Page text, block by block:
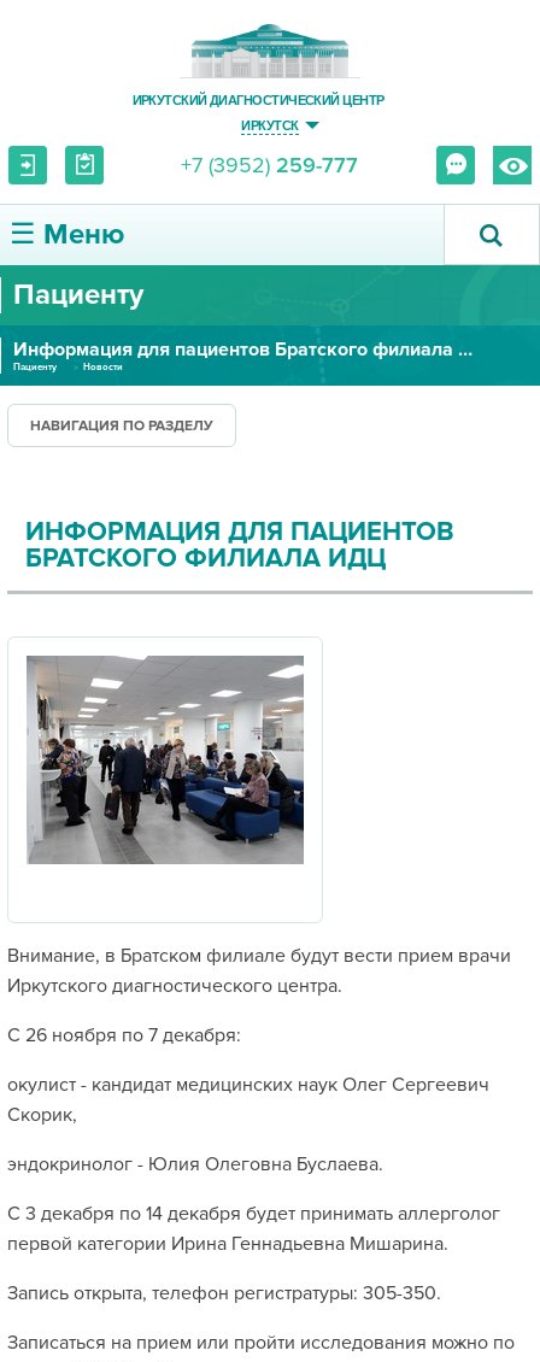
ИРКУТСКИЙ ДИАГНОСТИЧЕСКИЙ ЦЕНТР
ИРКУТСК
+7 (3952) 259-777
☰ Меню
О ЦЕНТРЕ
УСЛУГИ И ЦЕНЫ
ПАЦИЕНТУ
ПРАВОВАЯ ИНФОРМАЦИЯ
Пациенту
Информация для пациентов Братского филиала ИДЦ
Пациенту Новости
НАВИГАЦИЯ ПО РАЗДЕЛУ
ИНФОРМАЦИЯ ДЛЯ ПАЦИЕНТОВ
БРАТСКОГО ФИЛИАЛА ИДЦ
Внимание, в Братском филиале будут вести прием врачи
Иркутского диагностического центра.
С 26 ноября по 7 декабря:
окулист - кандидат медицинских наук Олег Сергеевич
Скорик,
эндокринолог - Юлия Олеговна Буслаева.
С 3 декабря по 14 декабря будет принимать аллерголог
первой категории Ирина Геннадьевна Мишарина.
Запись открыта, телефон регистратуры: 305-350.
Записаться на прием или пройти исследования можно по